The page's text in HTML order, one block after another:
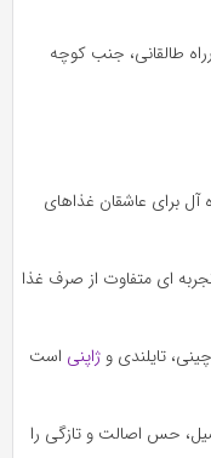
طالقانی، جنب کوچه
برای عاشقان غذاهای
ای متفاوت از صرف غذا
تایلندی و ژاپنی است
حس اصالت و تازگی را